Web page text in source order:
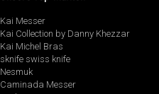
Kai Messer
Kai Collection by Danny Khezzar
Kai Michel Bras
sknife swiss knife
Nesmuk
Caminada Messer